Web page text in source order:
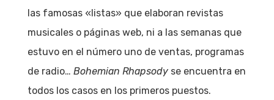
las famosas «listas» que elaboran revistas
musicales o páginas web, ni a las semanas que
estuvo en el número uno de ventas, programas
de radio… Bohemian Rhapsody se encuentra en
todos los casos en los primeros puestos.